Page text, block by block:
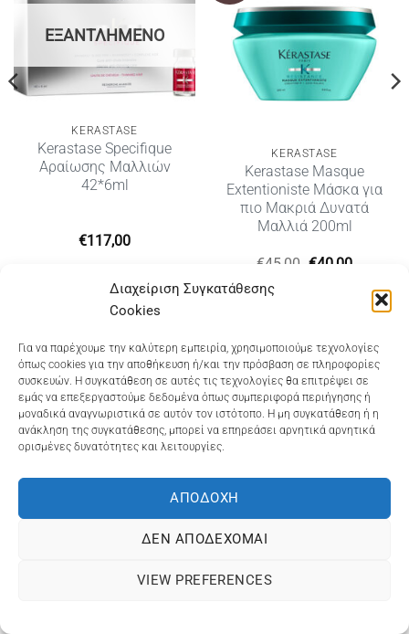
Διαχείριση Συγκατάθεσης
Cookies
Για να παρέχουμε την καλύτερη εμπειρία, χρησιμοποιούμε τεχνολογίες
όπως cookies για την αποθήκευση ή/και την πρόσβαση σε πληροφορίες
συσκευών. Η συγκατάθεση σε αυτές τις τεχνολογίες θα επιτρέψει σε
εμάς να επεξεργαστούμε δεδομένα όπως συμπεριφορά περιήγησης ή
μοναδικά αναγνωριστικά σε αυτόν τον ιστότοπο. Η μη συγκατάθεση ή η
ανάκληση της συγκατάθεσης, μπορεί να επηρεάσει αρνητικά αρνητικά
ορισμένες δυνατότητες και λειτουργίες.
ΑΠΟΔΟΧΉ
ΔΕΝ ΑΠΟΔΈΧΟΜΑΙ
VIEW PREFERENCES
ΕΞΑΝΤΛΗΜΈΝΟ
KERASTASE
Kerastase Specifique
Αραίωσης Μαλλιών
42*6ml
€117,00
KERASTASE
Kerastase Masque
Extentioniste Μάσκα για
πιο Μακριά Δυνατά
Μαλλιά 200ml
€45,00 Original
€40,00Η
τιμή
είναι:
€40,00.
Dioni Hair Care, Ζυμβρακάκηδων 33, τηλ 28210
91906
Dioni Hair Spa, Κ. Σφακιανάκη 5, τηλ 28210 94712
Visa MasterCard
Cash
On
Delivery
Bank
Google
ΤΡΟΠΟΙ ΠΛΗΡΩΜΗΣ
ΠΟΛΙΤΙΚΉ ΕΠΙΣΤΡΟΦΏΝ
ΠΟΛΙΤΙΚΉ ΑΠΟΡΡΉΤΟΥ – COOKIES (ΕΕ)
. Powered byOCS eShop Development